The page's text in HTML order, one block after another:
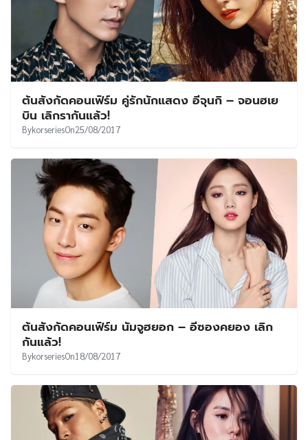
ต้นสังกัดคอนเฟิร์ม คู่รักนักแสดง อีจุนกิ – จอนฮเย
บิน เลิกรากันแล้ว!
BykorseriesOn25/08/2017
ต้นสังกัดคอนเฟิร์ม นัมจูฮยอก – อีซองคยอง เลิก
กันแล้ว!
BykorseriesOn18/08/2017